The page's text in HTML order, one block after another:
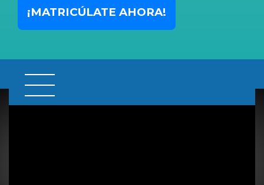
¡MATRICÚLATE AHORA!